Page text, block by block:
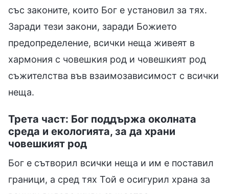
със законите, които Бог е установил за тях.
Заради тези закони, заради Божието
предопределение, всички неща живеят в
хармония с човешкия род и човешкият род
съжителства във взаимозависимост с всички
неща.
Трета част: Бог поддържа околната
среда и екологията, за да храни
човешкият род
Бог е сътворил всички неща и им е поставил
граници, а сред тях Той е осигурил храна за